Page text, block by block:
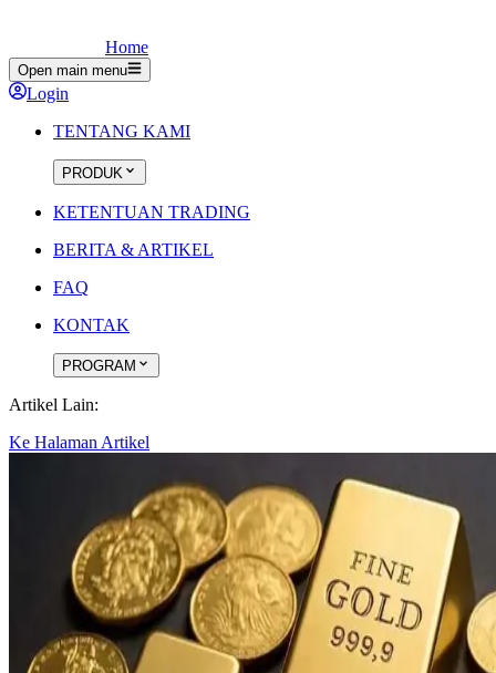
Home
Open main menu
Login
TENTANG KAMI
PRODUK
KETENTUAN TRADING
BERITA & ARTIKEL
FAQ
KONTAK
PROGRAM
Artikel Lain:
Ke Halaman Artikel